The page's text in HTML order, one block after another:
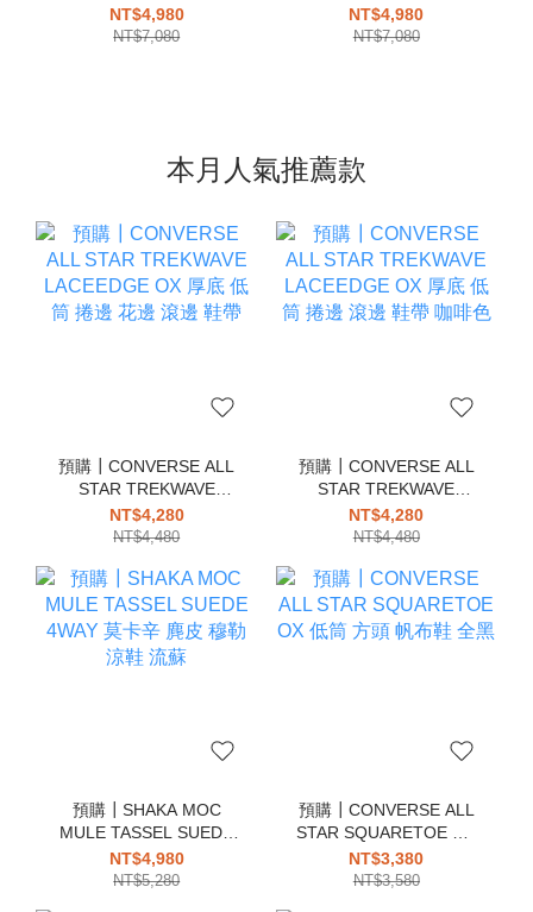
TOKIO 勃肯 黑色 麂皮
NT$4,980
NT$7,080
TOKIO 勃肯 奶茶 麂皮
NT$4,980
NT$7,080
本月人氣推薦款
預購┃CONVERSE ALL
STAR TREKWAVE
LACEEDGE OX 厚底 低
筒 捲邊 花邊 滾邊 鞋帶
NT$4,280
NT$4,480
預購┃CONVERSE ALL
STAR TREKWAVE
LACEEDGE OX 厚底 低
筒 捲邊 滾邊 鞋帶 咖啡色
NT$4,280
NT$4,480
預購┃SHAKA MOC
MULE TASSEL SUEDE
4WAY 莫卡辛 麂皮 穆勒
涼鞋 流蘇
NT$4,980
NT$5,280
預購┃CONVERSE ALL
STAR SQUARETOE OX
低筒 方頭 帆布鞋 全黑
NT$3,380
NT$3,580